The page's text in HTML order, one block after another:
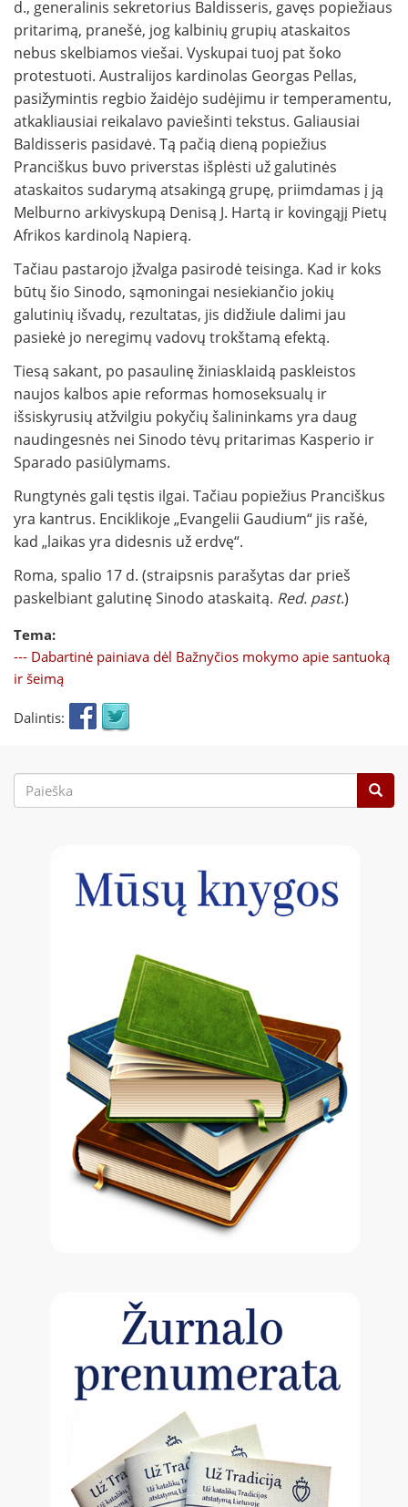
d., generalinis sekretorius Baldisseris, gavęs popiežiaus
pritarimą, pranešė, jog kalbinių grupių ataskaitos
nebus skelbiamos viešai. Vyskupai tuoj pat šoko
protestuoti. Australijos kardinolas Georgas Pellas,
pasižymintis regbio žaidėjo sudėjimu ir temperamentu,
atkakliausiai reikalavo paviešinti tekstus. Galiausiai
Baldisseris pasidavė. Tą pačią dieną popiežius
Pranciškus buvo priverstas išplėsti už galutinės
ataskaitos sudarymą atsakingą grupę, priimdamas į ją
Melburno arkivyskupą Denisą J. Hartą ir kovingąjį Pietų
Afrikos kardinolą Napierą.
Tačiau pastarojo įžvalga pasirodė teisinga. Kad ir koks
būtų šio Sinodo, sąmoningai nesiekiančio jokių
galutinių išvadų, rezultatas, jis didžiule dalimi jau
pasiekė jo neregimų vadovų trokštamą efektą.
Tiesą sakant, po pasaulinę žiniasklaidą paskleistos
naujos kalbos apie reformas homoseksualų ir
išsiskyrusių atžvilgiu pokyčių šalininkams yra daug
naudingesnės nei Sinodo tėvų pritarimas Kasperio ir
Sparado pasiūlymams.
Rungtynės gali tęstis ilgai. Tačiau popiežius Pranciškus
yra kantrus. Enciklikoje „Evangelii Gaudium“ jis rašė,
kad „laikas yra didesnis už erdvę“.
Roma, spalio 17 d. (straipsnis parašytas dar prieš
paskelbiant galutinę Sinodo ataskaitą. Red. past.)
Tema:
--- Dabartinė painiava dėl Bažnyčios mokymo apie santuoką
ir šeimą
Dalintis:
Paieškos